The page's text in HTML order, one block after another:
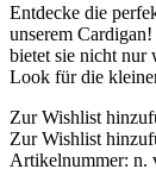
Entdecke die
unserem
bietet sie nicht nur
Look für die
Zur Wishlist
Zur Wishlist
Artikelnummer: n.